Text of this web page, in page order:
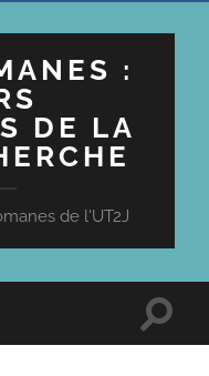
:
DE LA
de l'UT2J
Toggle